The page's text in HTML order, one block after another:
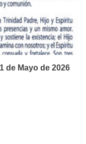
de Mayo de 2026